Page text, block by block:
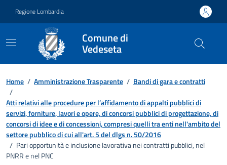
Regione Lombardia
Comune di
Vedeseta
Home / Amministrazione Trasparente / Bandi di gara e contratti
/
Atti relativi alle procedure per l’affidamento di appalti pubblici di
servizi, forniture, lavori e opere, di concorsi pubblici di progettazione, di
concorsi di idee e di concessioni, compresi quelli tra enti nell'ambito del
settore pubblico di cui all'art. 5 del dlgs n. 50/2016
/ Pari opportunità e inclusione lavorativa nei contratti pubblici, nel
PNRR e nel PNC